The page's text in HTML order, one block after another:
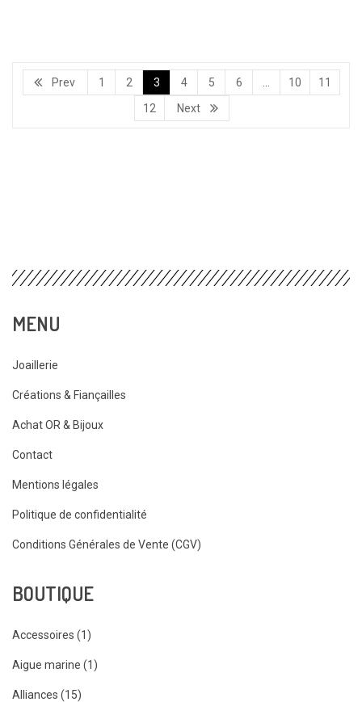
Prev 1 2 3 4 5 6 10
11
12
Next
MENU
Joaillerie
Créations & Fiançailles
Achat OR & Bijoux
Contact
Mentions légales
Politique de confidentialité
Conditions Générales de Vente (CGV)
BOUTIQUE
Accessoires (1)
Aigue marine (1)
Alliances (15)